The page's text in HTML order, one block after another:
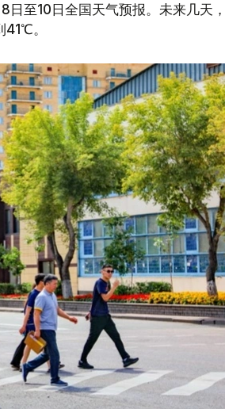
日至10日全国天气预报。未来几天
41℃。